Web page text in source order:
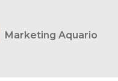
Marketing Aquario